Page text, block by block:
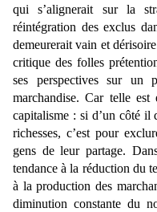
qui s’alignerait sur la
réintégration des exclus
demeurerait vain et
critique des folles
ses perspectives sur
marchandise. Car telle
capitalisme : si d’un côté il
richesses, c’est pour
gens de leur partage.
tendance à la réduction du
à la production des
diminution constante du